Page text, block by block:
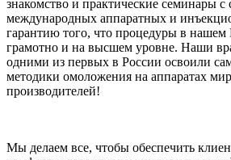
знакомство и практические семинары с
международных аппаратных и
гарантию того, что процедуры в нашем
грамотно и на высшем уровне. Наши
одними из первых в России освоили
методики омоложения на аппаратах
производителей!
Мы делаем все, чтобы обеспечить